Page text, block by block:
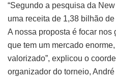
“Segundo a pesquisa da
uma receita de 1,38 bilhão
A nossa proposta é focar nos
que tem um mercado
valorizado”, explicou o
organizador do torneio, André